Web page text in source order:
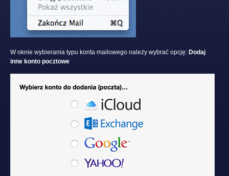
W oknie wybierania typu konta mailowego należy wybrać opcję: Dodaj
inne konto pocztowe